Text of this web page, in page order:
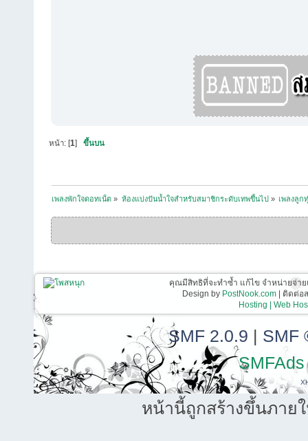
หน้า: [1]ขึ้นบน
เพลงพักใจดอทเน็ต » ห้องแบ่งปันน้ำใจสำหรับสมาชิกระดับเทพขึ้นไป » เพลงลูก
คุณมีสิทธิที่จะทำซ้ำ แก้ไข จำหน่ายจ่า
Design by PostNook.com| ติดต่อส
Hosting | Web
SMF 2.0.9 | SMF
SMFAds
หน้านี้ถูกสร้างขึ้นภาย